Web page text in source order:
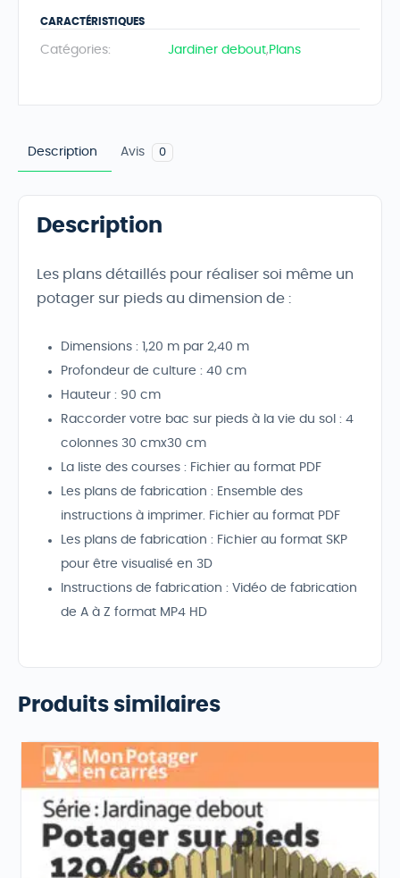
CARACTÉRISTIQUES
Catégories: Jardiner debout, Plans
Description Avis 0
Description
Les plans détaillés pour réaliser soi même un
potager sur pieds au dimension de :
Dimensions : 1,20 m par 2,40 m
Profondeur de culture : 40 cm
Hauteur : 90 cm
Raccorder votre bac sur pieds à la vie du sol : 4
colonnes 30 cmx30 cm
La liste des courses : Fichier au format PDF
Les plans de fabrication : Ensemble des
instructions à imprimer. Fichier au format PDF
Les plans de fabrication : Fichier au format SKP
pour être visualisé en 3D
Instructions de fabrication : Vidéo de fabrication
de A à Z format MP4 HD
Produits similaires